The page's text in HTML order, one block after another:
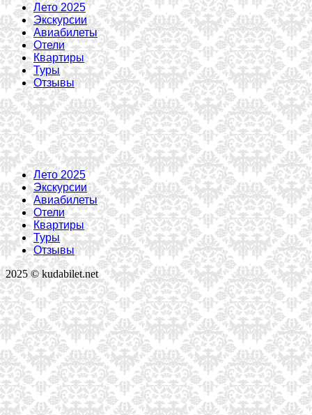
Лето 2025
Экскурсии
Авиабилеты
Отели
Квартиры
Туры
Отзывы
Лето 2025
Экскурсии
Авиабилеты
Отели
Квартиры
Туры
Отзывы
2025 © kudabilet.net